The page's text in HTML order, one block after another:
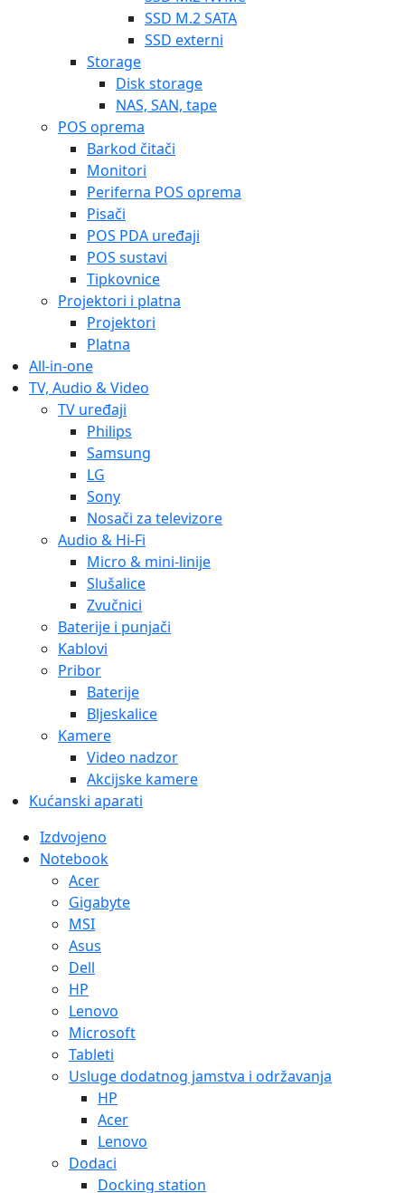
SSD M.2 SATA
SSD externi
Storage
Disk storage
NAS, SAN, tape
POS oprema
Barkod čitači
Monitori
Periferna POS oprema
Pisači
POS PDA uređaji
POS sustavi
Tipkovnice
Projektori i platna
Projektori
Platna
All-in-one
TV, Audio & Video
TV uređaji
Philips
Samsung
LG
Sony
Nosači za televizore
Audio & Hi-Fi
Micro & mini-linije
Slušalice
Zvučnici
Baterije i punjači
Kablovi
Pribor
Baterije
Bljeskalice
Kamere
Video nadzor
Akcijske kamere
Kućanski aparati
Izdvojeno
Notebook
Acer
Gigabyte
MSI
Asus
Dell
HP
Lenovo
Microsoft
Tableti
Usluge dodatnog jamstva i održavanja
HP
Acer
Lenovo
Dodaci
Docking station